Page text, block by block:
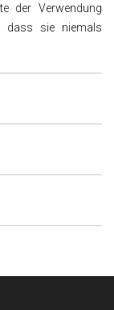
der Verwendung
dass sie niemals